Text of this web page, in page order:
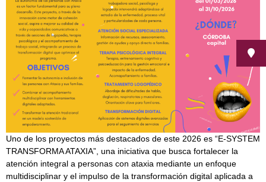
Uno de los proyectos más destacados de este 2026 es “E-SYSTEM
TRANSFORMA ATAXIA”, una iniciativa que busca fortalecer la
atención integral a personas con ataxia mediante un enfoque
multidisciplinar y el impulso de la transformación digital aplicada a